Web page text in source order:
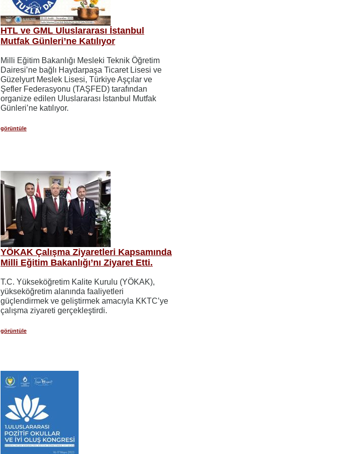
HTL ve GML Uluslararası İstanbul
Mutfak Günleri’ne Katılıyor
Milli Eğitim Bakanlığı Mesleki Teknik Öğretim
Dairesi’ne bağlı Haydarpaşa Ticaret Lisesi ve
Güzelyurt Meslek Lisesi, Türkiye Aşçılar ve
Şefler Federasyonu (TAŞFED) tarafından
organize edilen Uluslararası İstanbul Mutfak
Günleri’ne katılıyor.
görüntüle
YÖKAK Çalışma Ziyaretleri Kapsamında
Milli Eğitim Bakanlığı’nı Ziyaret Etti.
T.C. Yükseköğretim Kalite Kurulu (YÖKAK),
yükseköğretim alanında faaliyetleri
güçlendirmek ve geliştirmek amacıyla KKTC’ye
çalışma ziyareti gerçekleştirdi.
görüntüle